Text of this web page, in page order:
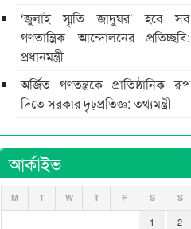
‘জুলাই স্মৃতি জাদুঘর’ হবে সব
গণতান্ত্রিক আন্দোলনের প্রতিচ্ছবি:
প্রধানমন্ত্রী
অর্জিত গণতন্ত্রকে প্রাতিষ্ঠানিক রূপ
দিতে সরকার দৃঢ়প্রতিজ্ঞ: তথ্যমন্ত্রী
আর্কাইভ
M T W T F S S
1
2